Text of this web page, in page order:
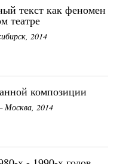
текст как феномен
театре
2014
композиции
Москва, 2014